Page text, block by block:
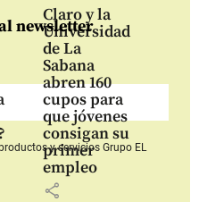
Claro y la
Universidad
de La
Sabana
abren 160
cupos para
que jóvenes
consigan su
primer
empleo
share
newsletter
y serviciosGrupo EL